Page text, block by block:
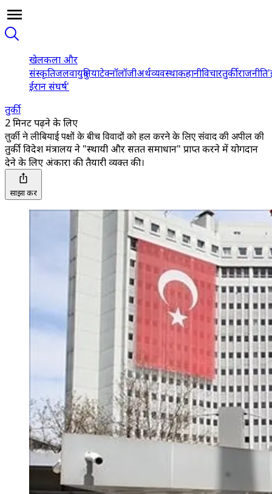
खेलकला और
संस्कृतिजलवायुदुनियाटेक्नॉलॉजीअर्थव्यवस्थाकहानीविचारतुर्कीराजनीति
ईरान संघर्ष'
तुर्की
2 मिनट पढ़ने के लिए
तुर्की ने लीबियाई पक्षों के बीच विवादों को हल करने के लिए संवाद की अपील की
तुर्की विदेश मंत्रालय ने "स्थायी और सतत समाधान" प्राप्त करने में योगदान
देने के लिए अंकारा की तैयारी व्यक्त की।
साझा करें